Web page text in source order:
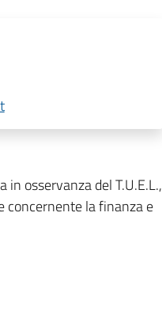
osservanza del T.U.E.L.,
concernente la finanza e